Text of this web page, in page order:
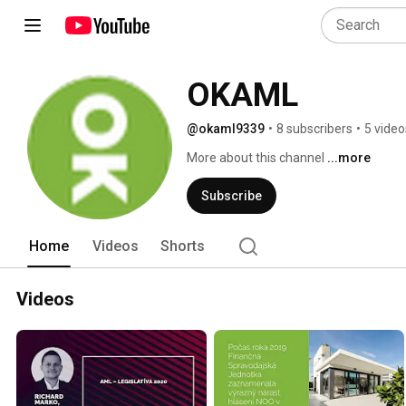
OKAML
@okaml9339 • 8 subscribers • 5
More about this channel ...more
Subscribe
Home Videos Shorts
Videos